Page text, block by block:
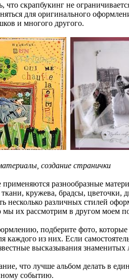
что скрапбукинг не
для оригинального
и многого другого.
создание странички
применяются разнообразные
кружева, брадсы, цветочки,
несколько различных стилей
мы их рассмотрим в другом моем
подберите фото, которые
каждого из них. Если
высказывания знаменитых
что лучше альбом делать в
событию.